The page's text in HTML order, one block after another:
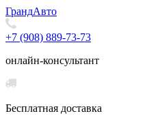
ГрандАвто
+7 (908) 889-73-73
онлайн-консультант
Бесплатная доставка